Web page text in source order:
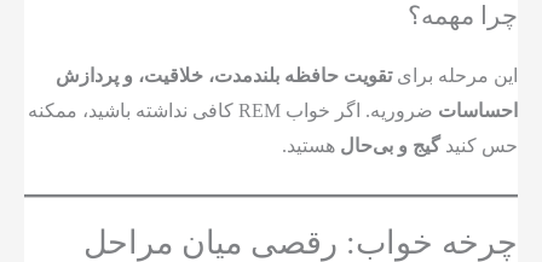
چرا مهمه؟
این مرحله برایتقویت حافظه بلندمدت، خلاقیت، و پردازش
احساسات
ضروریه. اگر خواب REM کافی نداشته باشید، ممکنه
حس کنیدگیج و بی‌حال هستید.
چرخه خواب: رقصی میان مراحل